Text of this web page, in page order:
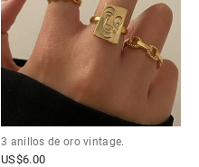
3 anillos de oro vintage.
US$6.00